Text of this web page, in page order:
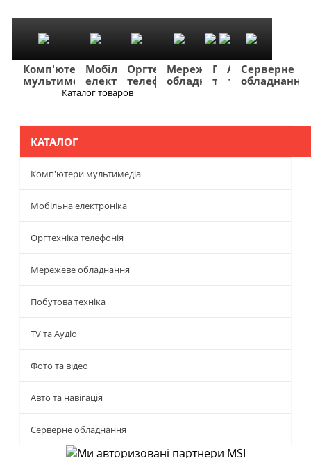
Комп'ютери
мультимедіа
Мобільна
електроніка
Оргтехніка
телефонія
Мережеве
обладнання
Побутова
техніка
TV
та
Фото
та
Авто
та
Серверне
обладнання
Каталог товаров
КАТАЛОГ
Комп'ютери мультимедіа
Мобільна електроніка
Оргтехніка телефонія
Мережеве обладнання
Побутова техніка
TV та Аудіо
Фото та відео
Авто та навігація
Серверне обладнання